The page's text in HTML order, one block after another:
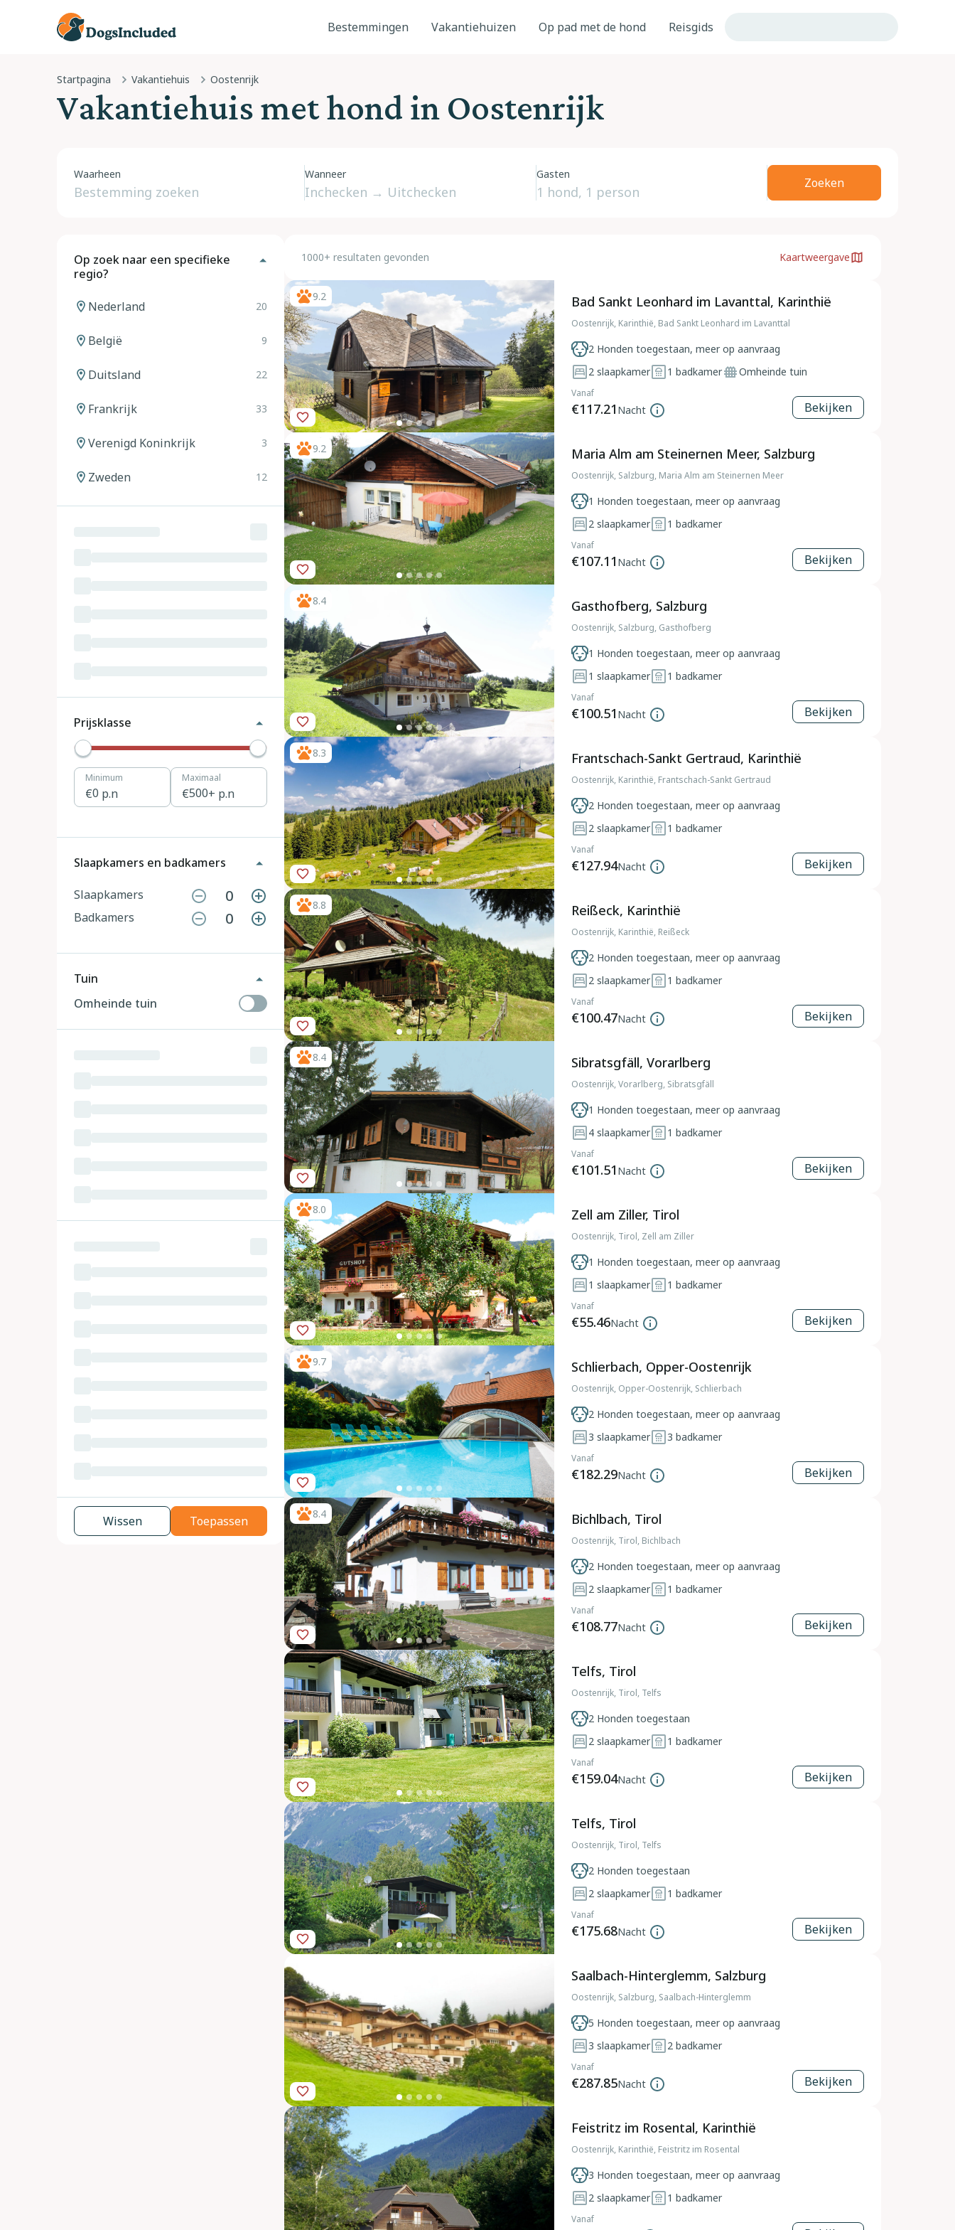
Bestemmingen Vakantiehuizen Op pad met de hond Reisgids
Startpagina Vakantiehuis Oostenrijk
Vakantiehuis met hond in Oostenrijk
Waarheen Wanneer Gasten
Zoeken
Op zoek naar een specifieke
regio?
Nederland 20
België 9
Duitsland 22
Frankrijk 33
Verenigd Koninkrijk 3
Zweden 12
Noorwegen 12
Tsjechië
Denemarken 12
Hongarije
Slovenië 2
Zwitserland 10
Prijsklasse
0 p.n
Minimum
500+ p.n
Maximaal
Slaapkamers en badkamers
Slaapkamers 0
Badkamers 0
Tuin
Omheinde tuin
Wissen Toepassen
1000+ resultaten gevonden Kaartweergave
9.2 Bad Sankt Leonhard im Lavanttal, Karinthië
Oostenrijk, Karinthië, Bad Sankt Leonhard im Lavanttal
2 Honden toegestaan, meer op aanvraag
2 slaapkamer 1 badkamer Omheinde tuin
Vanaf
€117.21 Nacht Bekijken
9.2 Maria Alm am Steinernen Meer, Salzburg
Oostenrijk, Salzburg, Maria Alm am Steinernen Meer
1 Honden toegestaan, meer op aanvraag
2 slaapkamer 1 badkamer
Vanaf
€107.11 Nacht Bekijken
8.4 Gasthofberg, Salzburg
Oostenrijk, Salzburg, Gasthofberg
1 Honden toegestaan, meer op aanvraag
1 slaapkamer 1 badkamer
Vanaf
€100.51 Nacht Bekijken
8.3 Frantschach-Sankt Gertraud, Karinthië
Oostenrijk, Karinthië, Frantschach-Sankt Gertraud
2 Honden toegestaan, meer op aanvraag
2 slaapkamer 1 badkamer
Vanaf
€127.94Nacht Bekijken
8.8 Reißeck, Karinthië
Oostenrijk, Karinthië, Reißeck
2 Honden toegestaan, meer op aanvraag
2 slaapkamer 1 badkamer
Vanaf
€100.47Nacht Bekijken
8.4 Sibratsgfäll, Vorarlberg
Oostenrijk, Vorarlberg, Sibratsgfäll
1 Honden toegestaan, meer op aanvraag
4 slaapkamer 1 badkamer
Vanaf
€101.51 Nacht Bekijken
8.0 Zell am Ziller, Tirol
Oostenrijk, Tirol, Zell am Ziller
1 Honden toegestaan, meer op aanvraag
1 slaapkamer 1 badkamer
Vanaf
€55.46Nacht Bekijken
9.7 Schlierbach, Opper-Oostenrijk
Oostenrijk, Opper-Oostenrijk, Schlierbach
2 Honden toegestaan, meer op aanvraag
3 slaapkamer 3 badkamer
Vanaf
€182.29Nacht Bekijken
8.4 Bichlbach, Tirol
Oostenrijk, Tirol, Bichlbach
2 Honden toegestaan, meer op aanvraag
2 slaapkamer 1 badkamer
Vanaf
€108.77Nacht Bekijken
Telfs, Tirol
Oostenrijk, Tirol, Telfs
2 Honden toegestaan
2 slaapkamer 1 badkamer
Vanaf
€159.04Nacht Bekijken
Telfs, Tirol
Oostenrijk, Tirol, Telfs
2 Honden toegestaan
2 slaapkamer 1 badkamer
Vanaf
€175.68Nacht Bekijken
Saalbach-Hinterglemm, Salzburg
Oostenrijk, Salzburg, Saalbach-Hinterglemm
5 Honden toegestaan, meer op aanvraag
3 slaapkamer 2 badkamer
Vanaf
€287.85Nacht Bekijken
Feistritz im Rosental, Karinthië
Oostenrijk, Karinthië, Feistritz im Rosental
3 Honden toegestaan, meer op aanvraag
2 slaapkamer 1 badkamer
Vanaf